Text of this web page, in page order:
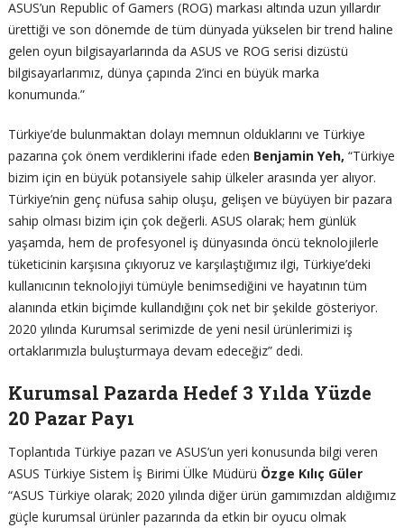
ASUS’un Republic of Gamers (ROG) markası altında uzun yıllardır
ürettiği ve son dönemde de tüm dünyada yükselen bir trend haline
gelen oyun bilgisayarlarında da ASUS ve ROG serisi dizüstü
bilgisayarlarımız, dünya çapında 2’inci en büyük marka
konumunda.”
Türkiye’de bulunmaktan dolayı memnun olduklarını ve Türkiye
pazarına çok önem verdiklerini ifade eden Benjamin Yeh, “Türkiye
bizim için en büyük potansiyele sahip ülkeler arasında yer alıyor.
Türkiye’nin genç nüfusa sahip oluşu, gelişen ve büyüyen bir pazara
sahip olması bizim için çok değerli. ASUS olarak; hem günlük
yaşamda, hem de profesyonel iş dünyasında öncü teknolojilerle
tüketicinin karşısına çıkıyoruz ve karşılaştığımız ilgi, Türkiye’deki
kullanıcının teknolojiyi tümüyle benimsediğini ve hayatının tüm
alanında etkin biçimde kullandığını çok net bir şekilde gösteriyor.
2020 yılında Kurumsal serimizde de yeni nesil ürünlerimizi iş
ortaklarımızla buluşturmaya devam edeceğiz” dedi.
Kurumsal Pazarda Hedef 3 Yılda Yüzde
20 Pazar Payı
Toplantıda Türkiye pazarı ve ASUS’un yeri konusunda bilgi veren
ASUS Türkiye Sistem İş Birimi Ülke Müdürü Özge Kılıç Güler
“ASUS Türkiye olarak; 2020 yılında diğer ürün gamımızdan aldığımız
güçle kurumsal ürünler pazarında da etkin bir oyucu olmak